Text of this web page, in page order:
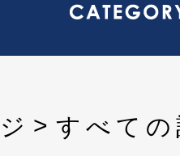
すべて